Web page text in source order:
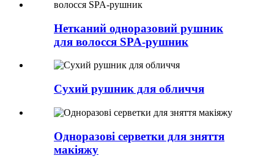
Нетканий одноразовий рушник
для волосся SPA-рушник
Сухий рушник для обличчя
Одноразові серветки для зняття
макіяжу